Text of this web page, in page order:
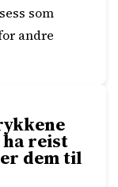
som
andre
reist
dem til